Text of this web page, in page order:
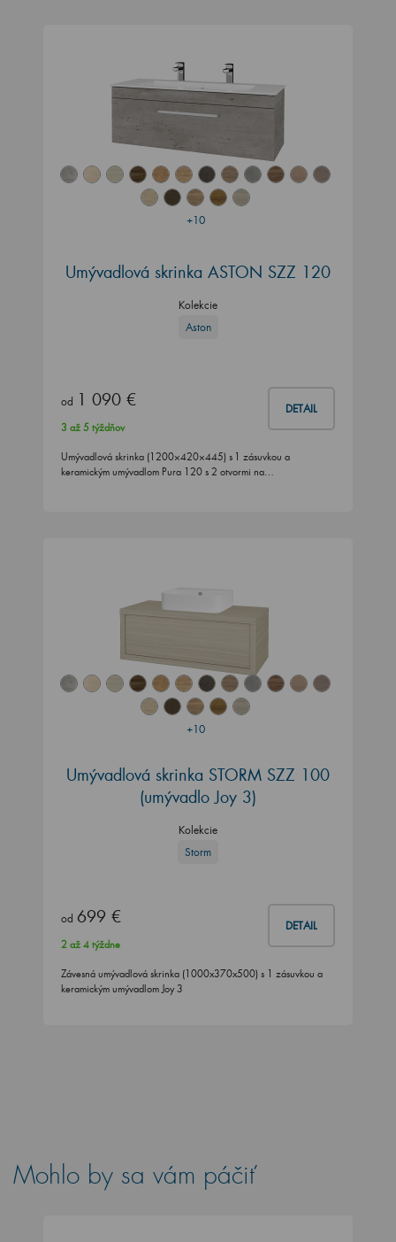
+10
Umývadlová skrinka ASTON SZZ 120
Kolekcie
Aston
od 1 090 € DETAIL
3 až 5 týždňov
Umývadlová skrinka (1200×420×445) s 1 zásuvkou a
keramickým umývadlom Pura 120 s 2 otvormi na…
+10
Umývadlová skrinka STORM SZZ 100
(umývadlo Joy 3)
Kolekcie
Storm
od 699 € DETAIL
2 až 4 týždne
Závesná umývadlová skrinka (1000x370x500) s 1 zásuvkou a
keramickým umývadlom Joy 3
Mohlo by sa vám páčiť